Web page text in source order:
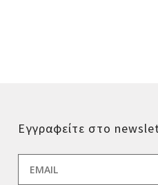
Εγγραφείτε στο